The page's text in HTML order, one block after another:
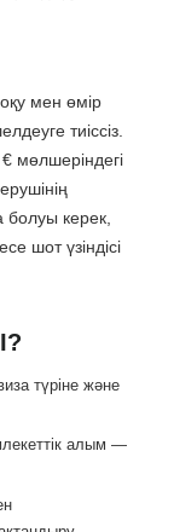
мен өмір
тиіссіз.
мөлшеріндегі
болуы керек,
шот үзіндісі
түріне және
алым —